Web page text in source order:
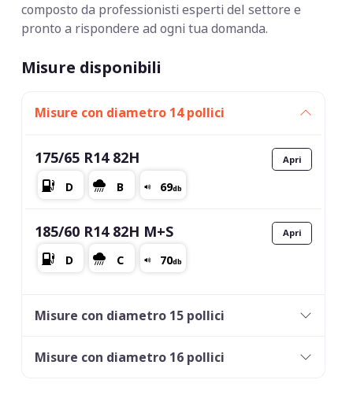
composto da professionisti esperti del settore e
pronto a rispondere ad ogni tua domanda.
Misure disponibili
Misure con diametro 14 pollici
175/65 R14 82H
185/60 R14 82H M+S
Misure con diametro 15 pollici
Misure con diametro 16 pollici